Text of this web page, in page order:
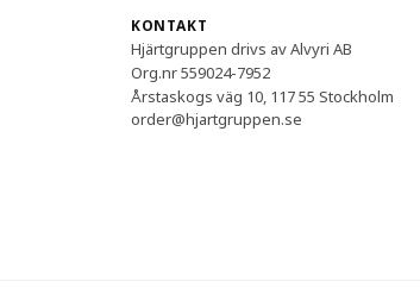
KONTAKT
Hjärtgruppen drivs av Alvyri AB
Org.nr 559024-7952
Årstaskogs väg 10, 117 55 Stockholm
order@hjartgruppen.se